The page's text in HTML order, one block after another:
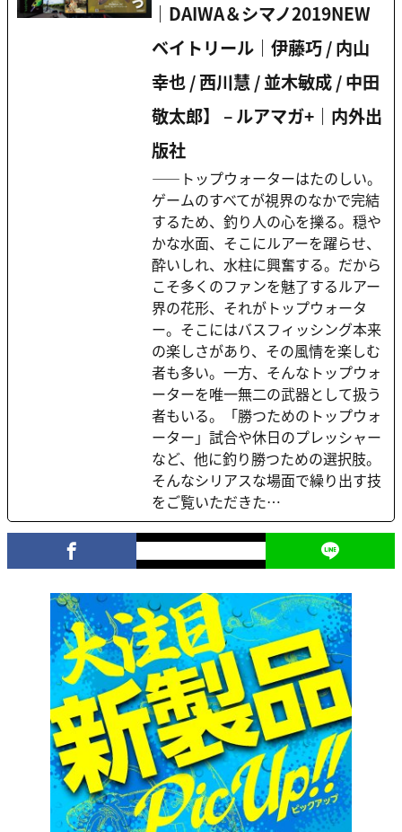
｜DAIWA＆シマノ2019NEW
ベイトリール｜伊藤巧 / 内山
幸也 / 西川慧 / 並木敏成 / 中田
敬太郎】 – ルアマガ+｜内外出
版社
――トップウォーターはたのしい。
ゲームのすべてが視界のなかで完結
するため、釣り人の心を擽る。穏や
かな水面、そこにルアーを躍らせ、
酔いしれ、水柱に興奮する。だから
こそ多くのファンを魅了するルアー
界の花形、それがトップウォータ
ー。そこにはバスフィッシング本来
の楽しさがあり、その風情を楽しむ
者も多い。一方、そんなトップウォ
ーターを唯一無二の武器として扱う
者もいる。「勝つためのトップウォ
ーター」試合や休日のプレッシャー
など、他に釣り勝つための選択肢。
そんなシリアスな場面で繰り出す技
をご覧いただきた…